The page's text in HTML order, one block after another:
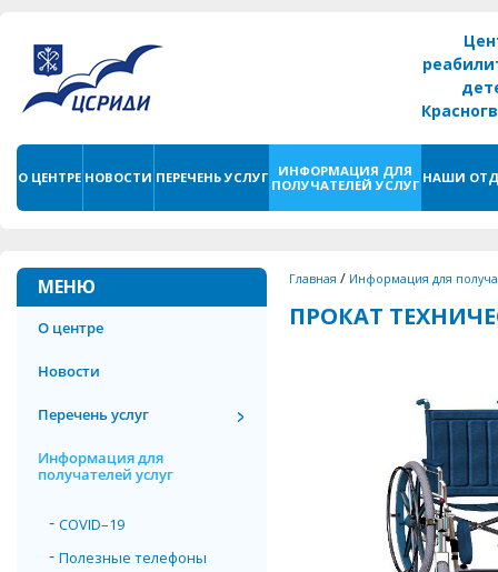
О ЦЕНТРЕ НОВОСТИ ПЕРЕЧЕНЬ УСЛУГ
ИНФОРМАЦИЯ ДЛЯ
ПОЛУЧАТЕЛЕЙ УСЛУГ НАШИ
МЕНЮ
О центре
Новости
Перечень услуг
Информация для
получателей услуг
COVID–19
Полезные телефоны
Главная / Информация для
ПРОКАТ